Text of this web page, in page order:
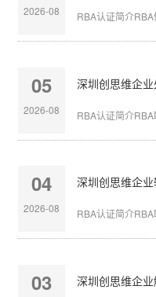
2026-08 RBA认证简介
05
2026-08 RBA认证简介
04
2026-08 RBA认证简介
03